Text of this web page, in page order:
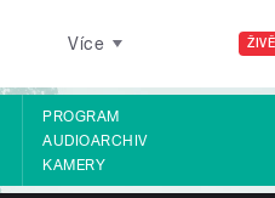
ŽIVĚ
Více
PROGRAM
AUDIOARCHIV
KAMERY